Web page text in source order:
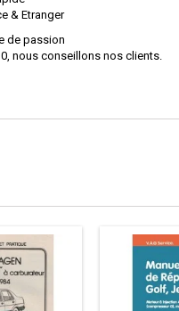
& Etranger
de passion
nous conseillons nos clients.